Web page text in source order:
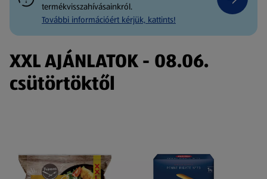
termékvisszahívásainkról.
További információért kérjük, kattints!
XXL AJÁNLATOK - 08.06.
csütörtöktől